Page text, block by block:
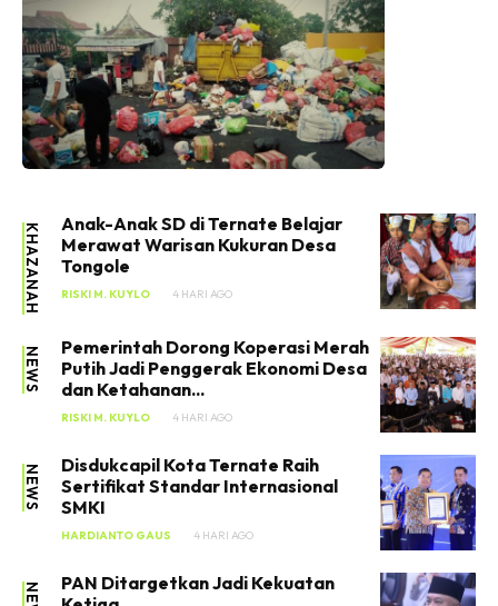
KHAZANAH
Anak-Anak SD di Ternate Belajar
Merawat Warisan Kukuran Desa
Tongole
RISKI M. KUYLO 4 HARI AGO
NEWS
Pemerintah Dorong Koperasi Merah
Putih Jadi Penggerak Ekonomi Desa
dan Ketahanan...
RISKI M. KUYLO 4 HARI AGO
NEWS
Disdukcapil Kota Ternate Raih
Sertifikat Standar Internasional
SMKI
HARDIANTO GAUS 4 HARI AGO
PAN Ditargetkan Jadi Kekuatan